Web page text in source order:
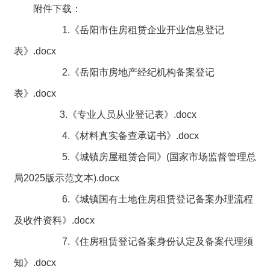
附件下载：
1. 《岳阳市住房租赁企业开业信息登记
表》.docx
2. 《岳阳市房地产经纪机构备案登记
表》.docx
3. 《专业人员从业登记表》.docx
4. 《材料真实备查承诺书》.docx
5. 《城镇房屋租赁合同》(国家市场监督管理总
局2025版示范文本).docx
6. 《城镇国有土地住房租赁登记备案办理流程
及收件资料》.docx
7. 《住房租赁登记备案身份认定及备案代理须
知》.docx